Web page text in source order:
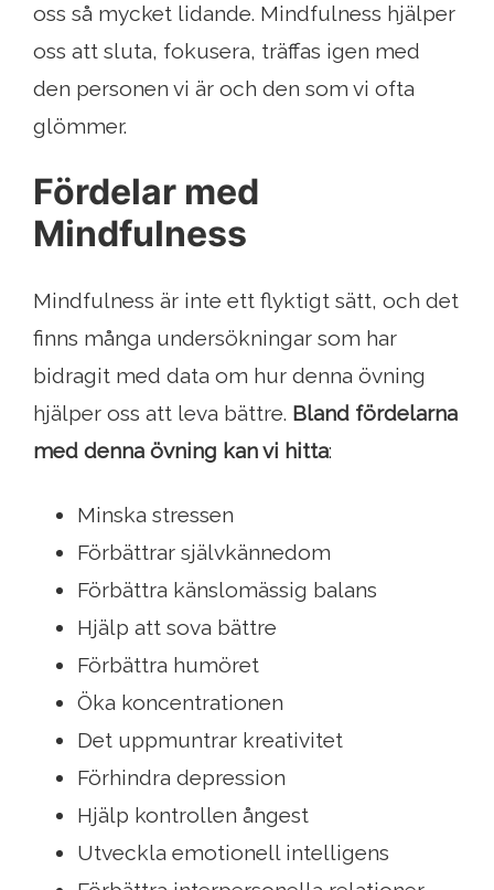
oss så mycket lidande. Mindfulness hjälper
oss att sluta, fokusera, träffas igen med
den personen vi är och den som vi ofta
glömmer.
Fördelar med
Mindfulness
Mindfulness är inte ett flyktigt sätt, och det
finns många undersökningar som har
bidragit med data om hur denna övning
hjälper oss att leva bättre. Bland fördelarna
med denna övning kan vi hitta:
Minska stressen
Förbättrar självkännedom
Förbättra känslomässig balans
Hjälp att sova bättre
Förbättra humöret
Öka koncentrationen
Det uppmuntrar kreativitet
Förhindra depression
Hjälp kontrollen ångest
Utveckla emotionell intelligens